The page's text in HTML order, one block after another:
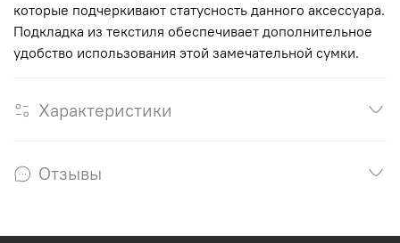
которые подчеркивают статусность данного аксессуара.
Подкладка из текстиля обеспечивает дополнительное
удобство использования этой замечательной сумки.
Характеристики
Отзывы